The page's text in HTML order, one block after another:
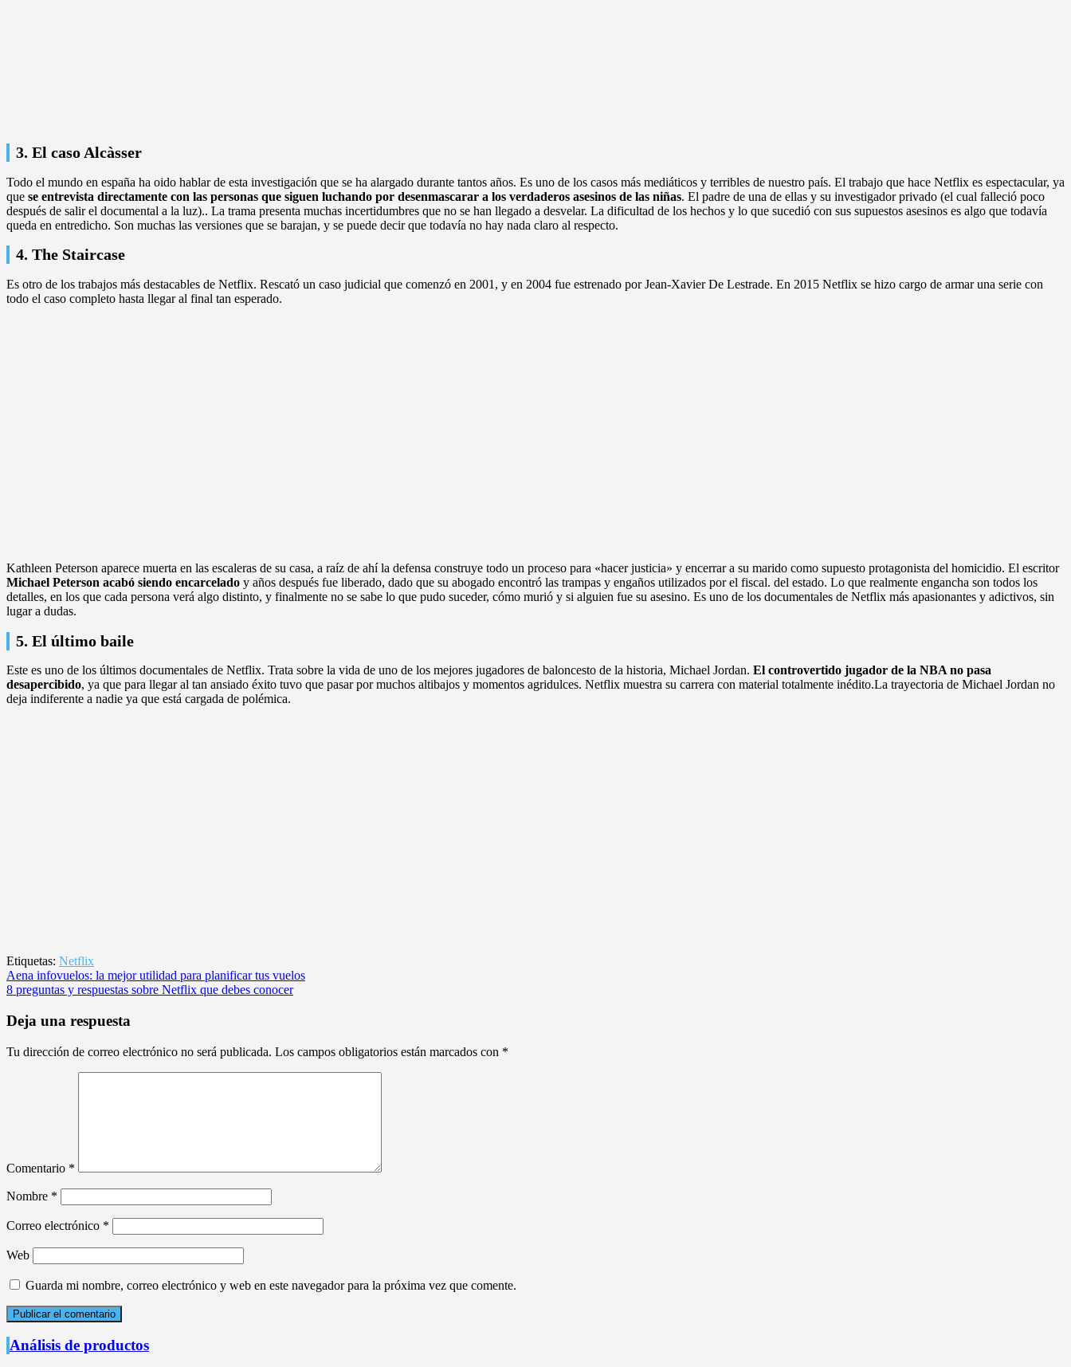
3. El caso Alcàsser
Todo el mundo en españa ha oido hablar de esta investigación que se ha alargado durante tantos años. Es uno de los casos más mediáticos y terribles de nuestro país. El trabajo que hace Netflix es espectacular, ya
que se entrevista directamente con las personas que siguen luchando por desenmascarar a los verdaderos asesinos de las niñas. El padre de una de ellas y su investigador privado (el cual falleció poco
después de salir el documental a la luz).. La trama presenta muchas incertidumbres que no se han llegado a desvelar. La dificultad de los hechos y lo que sucedió con sus supuestos asesinos es algo que todavía
queda en entredicho. Son muchas las versiones que se barajan, y se puede decir que todavía no hay nada claro al respecto.
4. The Staircase
Es otro de los trabajos más destacables de Netflix. Rescató un caso judicial que comenzó en 2001, y en 2004 fue estrenado por Jean-Xavier De Lestrade. En 2015 Netflix se hizo cargo de armar una serie con
todo el caso completo hasta llegar al final tan esperado.
Kathleen Peterson aparece muerta en las escaleras de su casa, a raíz de ahí la defensa construye todo un proceso para «hacer justicia» y encerrar a su marido como supuesto protagonista del homicidio. El escritor
Michael Peterson acabó siendo encarcelado y años después fue liberado, dado que su abogado encontró las trampas y engaños utilizados por el fiscal. del estado. Lo que realmente engancha son todos los
detalles, en los que cada persona verá algo distinto, y finalmente no se sabe lo que pudo suceder, cómo murió y si alguien fue su asesino. Es uno de los documentales de Netflix más apasionantes y adictivos, sin
lugar a dudas.
5. El último baile
Este es uno de los últimos documentales de Netflix. Trata sobre la vida de uno de los mejores jugadores de baloncesto de la historia, Michael Jordan. El controvertido jugador de la NBA no pasa
desapercibido, ya que para llegar al tan ansiado éxito tuvo que pasar por muchos altibajos y momentos agridulces. Netflix muestra su carrera con material totalmente inédito.La trayectoria de Michael Jordan no
deja indiferente a nadie ya que está cargada de polémica.
Etiquetas: Netflix
Navegación
de
entradas
Aena infovuelos: la mejor utilidad para planificar tus vuelos
8 preguntas y respuestas sobre Netflix que debes conocer
Deja una respuesta
Tu dirección de correo electrónico no será publicada. Los campos obligatorios están marcados con *
Comentario *
Nombre *
Correo electrónico *
Web
Guarda mi nombre, correo electrónico y web en este navegador para la próxima vez que comente.
Análisis de productos